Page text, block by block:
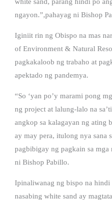
ngayon.”,pahayag ni Bishop
Iginiit rin ng Obispo na mas
of Environment & Natural
pagkakaloob ng trabaho at
apektado ng pandemya.
“So ‘yan po’y marami pong
ng project at lalung-lalo na
angkop sa kalagayan ng ating
ay may pera, itulong nya sana
pagbibigay ng pagkain sa mga
ni Bishop Pabillo.
Ipinaliwanag ng bispo na
nasabing white sand ay